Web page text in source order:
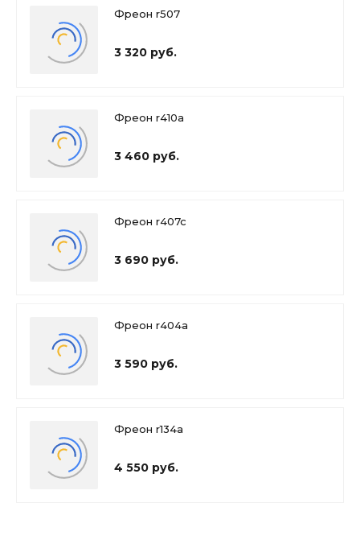
Фреон r507
3 320 руб.
Фреон r410a
3 460 руб.
Фреон r407c
3 690 руб.
Фреон r404a
3 590 руб.
Фреон r134a
4 550 руб.